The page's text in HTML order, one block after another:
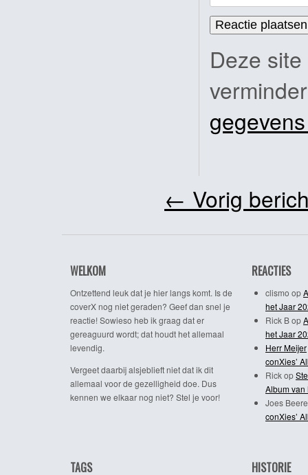
Deze
← Vorig
WELKOM
Ontzettend leuk dat je hier langs komt. Is de
coverX nog niet geraden? Geef dan snel je
reactie! Sowieso heb ik graag dat er
gereaguurd wordt; dat houdt het allemaal
levendig.
Vergeet daarbij alsjeblieft niet dat ik dit
allemaal voor de gezelligheid doe. Dus
kennen we elkaar nog niet? Stel je voor!
REACTIES
clismo op
het Jaar
Rick Bop
het Jaar
Herr Meijer
conXies’
Rickop
Album van
Joes
conXies’
TAGS HISTORIE